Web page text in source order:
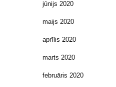
jūnijs 2020
maijs 2020
aprīlis 2020
marts 2020
februāris 2020